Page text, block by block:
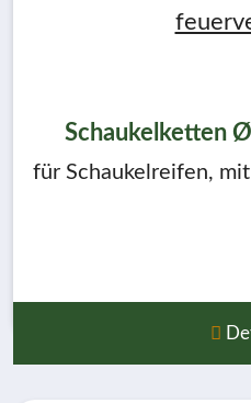
Schaukelketten
für Schaukelreifen,